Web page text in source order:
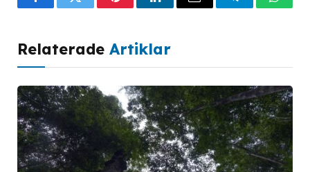
FacebookTwitterPinterestLinkedInEmail Telegram
Relaterade Artiklar